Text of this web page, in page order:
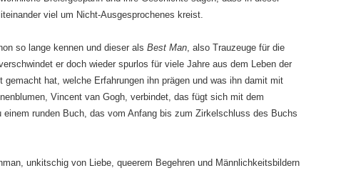
viel um Nicht-Ausgesprochenes kreist.
so lange kennen und dieser als Best Man, also Trauzeuge für die
er doch wieder spurlos für viele Jahre aus dem Leben der
gemacht hat, welche Erfahrungen ihn prägen und was ihn damit mit
Vincent van Gogh, verbindet, das fügt sich mit dem
runden Buch, das vom Anfang bis zum Zirkelschluss des Buchs
unkitschig von Liebe, queerem Begehren und Männlichkeitsbildern